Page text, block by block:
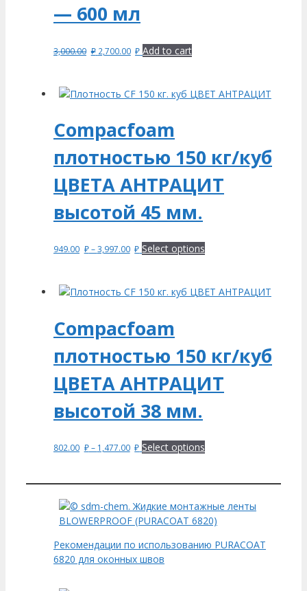
— 600 мл
3,000.00 ₽ 2,700.00 ₽ Add to cart
Compacfoam
плотностью 150 кг/куб
ЦВЕТА АНТРАЦИТ
высотой 45 мм.
949.00 ₽–3,997.00 ₽ Select options
Compacfoam
плотностью 150 кг/куб
ЦВЕТА АНТРАЦИТ
высотой 38 мм.
802.00 ₽– 1,477.00 ₽ Select options
Рекомендации по использованию PURACOAT
6820 для оконных швов